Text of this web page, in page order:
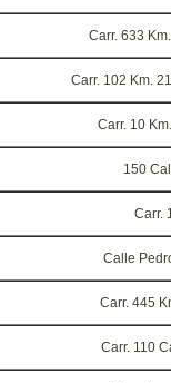
Carr. 633
Carr. 102 Km.
Carr. 10
150
Carr.
Calle
Carr. 445
Carr. 110